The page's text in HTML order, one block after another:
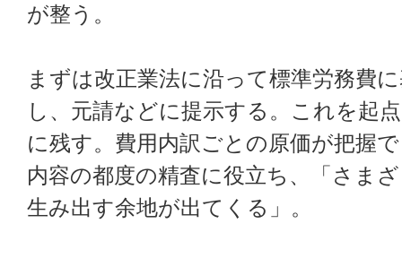
が整う。
まずは改正業法に沿って標準労務費
し、元請などに提示する。これを起
に残す。費用内訳ごとの原価が把握
内容の都度の精査に役立ち、「さま
生み出す余地が出てくる」。